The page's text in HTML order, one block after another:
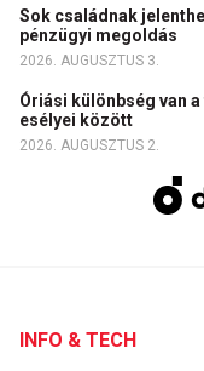
Sok családnak
pénzügyi megoldás
2026. AUGUSZTUS 3.
Óriási különbség van
esélyei között
2026. AUGUSZTUS 2.
INFO & TECH